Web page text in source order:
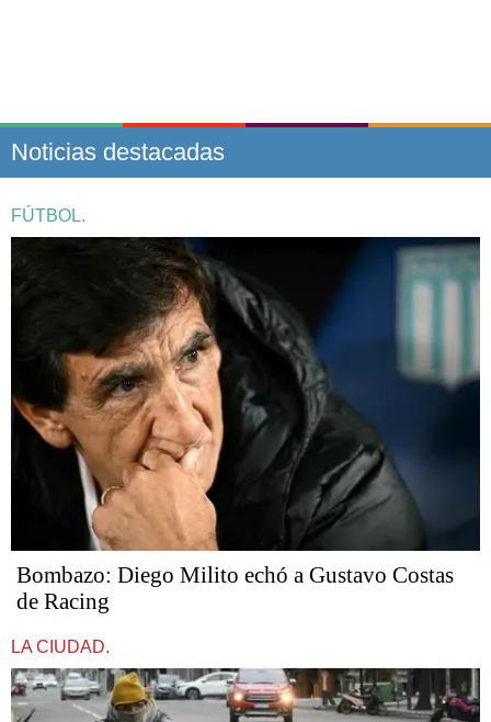
Noticias destacadas
FÚTBOL.
Bombazo: Diego Milito echó a Gustavo Costas
de Racing
LA CIUDAD.